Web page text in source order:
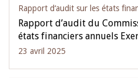
Rapport d‘audit sur les états
Rapport d’audit du
états financiers annuels
23 avril 2025